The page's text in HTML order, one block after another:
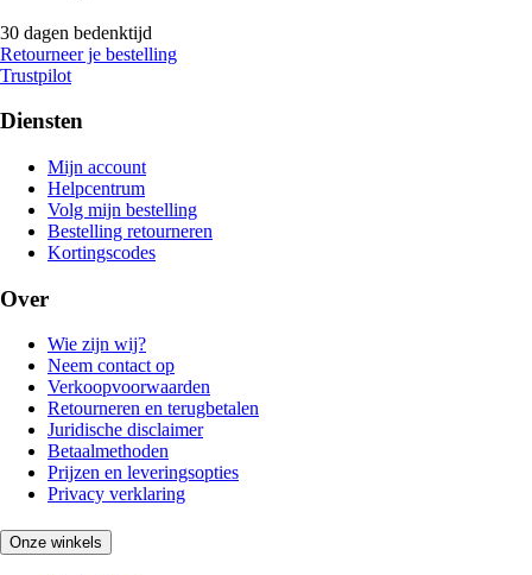
30 dagen bedenktijd
Retourneer je bestelling
Trustpilot
Diensten
Mijn account
Helpcentrum
Volg mijn bestelling
Bestelling retourneren
Kortingscodes
Over
Wie zijn wij?
Neem contact op
Verkoopvoorwaarden
Retourneren en terugbetalen
Juridische disclaimer
Betaalmethoden
Prijzen en leveringsopties
Privacy verklaring
Onze winkels